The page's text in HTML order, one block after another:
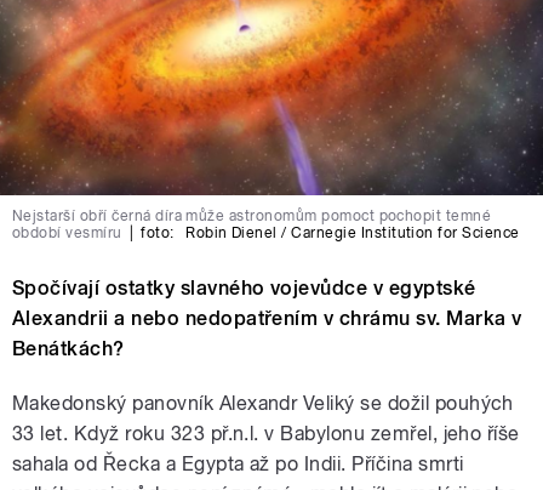
Nejstarší obří černá díra může astronomům pomoct pochopit temné
období vesmíru
foto: Robin Dienel / Carnegie Institution for Science
Spočívají ostatky slavného vojevůdce v egyptské
Alexandrii a nebo nedopatřením v chrámu sv. Marka v
Benátkách?
Makedonský panovník Alexandr Veliký se dožil pouhých
33 let. Když roku 323 př.n.l. v Babylonu zemřel, jeho říše
sahala od Řecka a Egypta až po Indii. Příčina smrti